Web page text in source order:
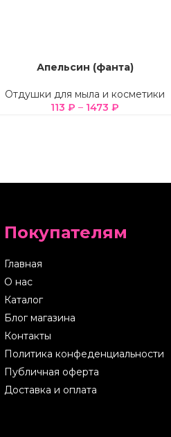
ПАРАМЕТРЫ
Апельсин (фанта)
Отдушки для мыла и косметики
113 ₽ – 1473 ₽
Покупателям
Главная
О нас
Каталог
Блог магазина
Контакты
Политика конфеденциальности
Публичная оферта
Доставка и оплата